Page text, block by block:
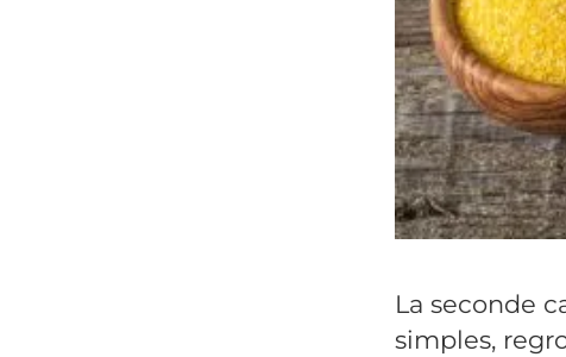
La seconde
simples,